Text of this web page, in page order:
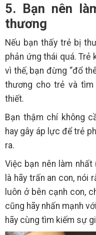
5. Bạn nên
thương
Nếu bạn thấy trẻ bị
phản ứng thái quá.
vì thế, bạn đừng “đổ
thương cho trẻ và
thiết.
Bạn thậm chí không
hay gây áp lực để trẻ
ra.
Việc bạn nên làm
là hãy trấn an con, nói
luôn ở bên cạnh con,
cũng hãy nhấn mạnh
hãy cùng tìm kiếm sự